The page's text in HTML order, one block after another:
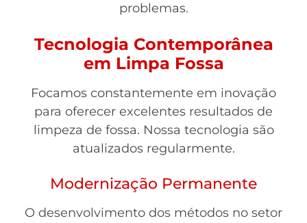
problemas.
Tecnologia Contemporânea
em Limpa Fossa
Focamos constantemente em inovação
para oferecer excelentes resultados de
limpeza de fossa. Nossa tecnologia são
atualizados regularmente.
Modernização Permanente
O desenvolvimento dos métodos no setor